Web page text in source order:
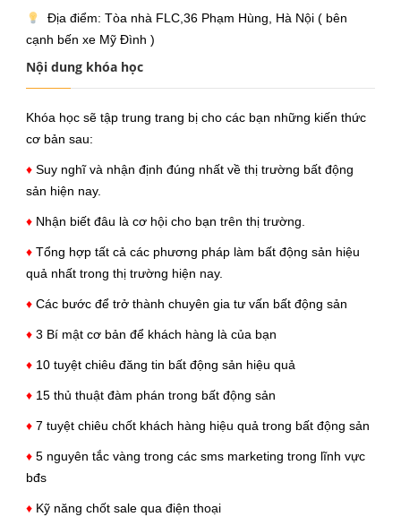
Địa điểm: Tòa nhà FLC,36 Phạm Hùng, Hà Nội ( bên
cạnh bến xe Mỹ Đình )
Nội dung khóa học
Khóa học sẽ tập trung trang bị cho các bạn những kiến thức
cơ bản sau:
♦ Suy nghĩ và nhận định đúng nhất về thị trường bất động
sản hiện nay.
♦ Nhận biết đâu là cơ hội cho bạn trên thị trường.
♦ Tổng hợp tất cả các phương pháp làm bất động sản hiệu
quả nhất trong thị trường hiện nay.
♦ Các bước để trở thành chuyên gia tư vấn bất động sản
♦ 3 Bí mật cơ bản để khách hàng là của bạn
♦ 10 tuyệt chiêu đăng tin bất động sản hiệu quả
♦ 15 thủ thuật đàm phán trong bất động sản
♦ 7 tuyệt chiêu chốt khách hàng hiệu quả trong bất động sản
♦ 5 nguyên tắc vàng trong các sms marketing trong lĩnh vực
bđs
♦ Kỹ năng chốt sale qua điện thoại